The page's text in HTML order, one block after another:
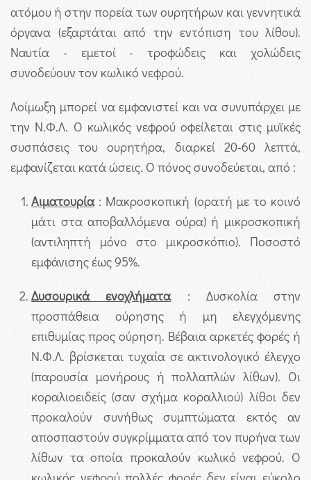
ατόμου ή στην πορεία των ουρητήρων και γεννητικά
όργανα (εξαρτάται από την εντόπιση του λίθου).
Ναυτία - εμετοί - τροφώδεις και χολώδεις
συνοδεύουν τον κωλικό νεφρού.
Λοίμωξη μπορεί να εμφανιστεί και να συνυπάρχει με
την Ν.Φ.Λ. Ο κωλικός νεφρού οφείλεται στις μυϊκές
συσπάσεις του ουρητήρα, διαρκεί 20-60 λεπτά,
εμφανίζεται κατά ώσεις. Ο πόνος συνοδεύεται, από :
Αιματουρία: Μακροσκοπική (ορατή με το κοινό
μάτι στα αποβαλλόμενα ούρα) ή μικροσκοπική
(αντιληπτή μόνο στο μικροσκόπιο). Ποσοστό
εμφάνισης έως 95%.
Δυσουρικά ενοχλήματα: Δυσκολία στην
προσπάθεια ούρησης ή μη ελεγχόμενης
επιθυμίας προς ούρηση. Βέβαια αρκετές φορές ή
Ν.Φ.Λ. βρίσκεται τυχαία σε ακτινολογικό έλεγχο
(παρουσία μονήρους ή πολλαπλών λίθων). Οι
κοραλιοειδείς (σαν σχήμα κοραλλιού) λίθοι δεν
προκαλούν συνήθως συμπτώματα εκτός αν
αποσπαστούν συγκρίμματα από τον πυρήνα των
λίθων τα οποία προκαλούν κωλικό νεφρού. Ο